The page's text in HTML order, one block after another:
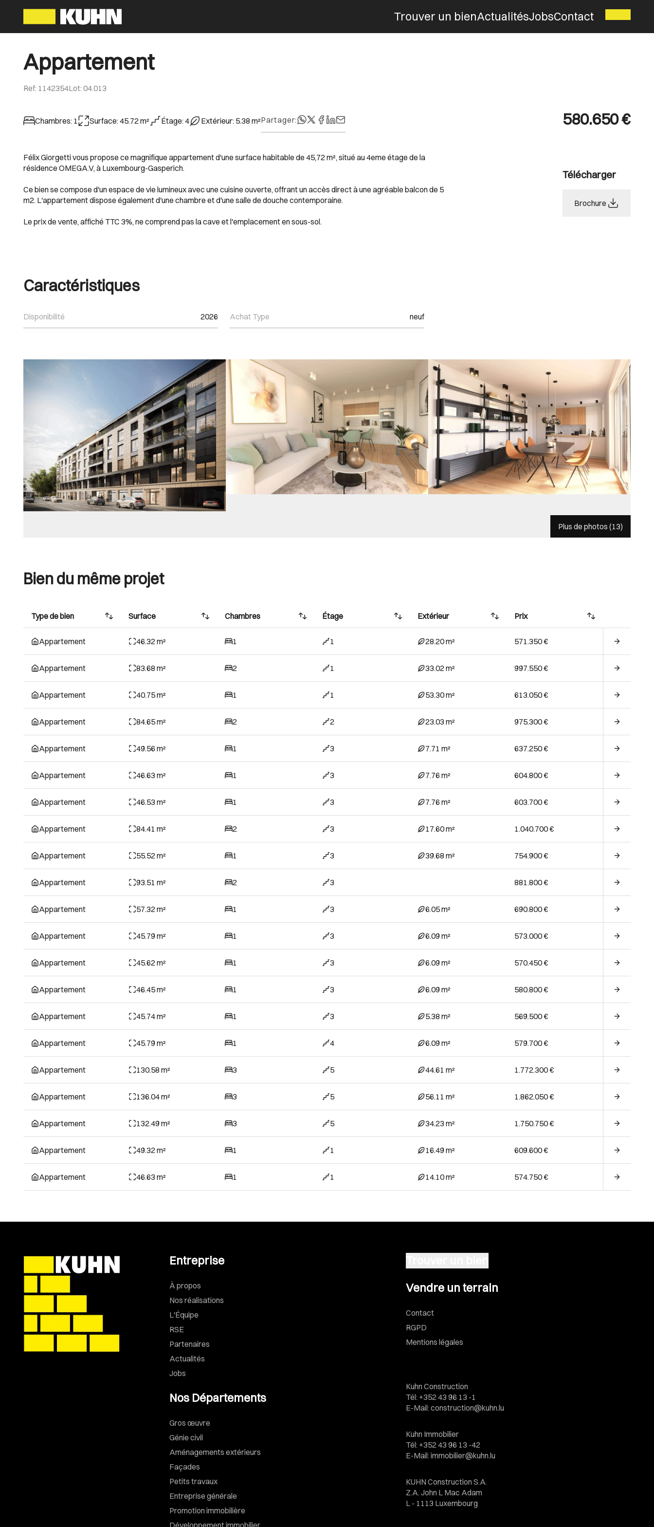
Appartement
Ref: 1142354Lot: 04.013
Chambres: 1 Surface:45.72m² Étage:4 Extérieur: 5.38 m²Partager:
Félix Giorgetti vous propose ce magnifique appartement d'une surface habitable de 45,72 m², situé au 4eme étage de la
résidence OMEGA.V, à Luxembourg-Gasperich.
Ce bien se compose d'un espace de vie lumineux avec une cuisine ouverte, offrant un accès direct à une agréable balcon de 5
m2. L'appartement dispose également d'une chambre et d'une salle de douche contemporaine.
Le prix de vente, affiché TTC 3%, ne comprend pas la cave et l'emplacement en sous-sol.
580.650 €
Télécharger
Brochure
Caractéristiques
Disponibilité 2026 Achat Type neuf
Plus de photos (13)
Bien du même projet
Type de bien Surface Chambres Étage Extérieur Prix
Appartement 46.32 m² 1 1 28.20 m² 571.350 €
Appartement 83.68 m² 2 1 33.02 m² 997.550 €
Appartement 40.75 m² 1 1 53.30 m² 613.050 €
Appartement 84.65 m² 2 2 23.03 m² 975.300 €
Appartement 49.56 m² 1 3 7.71 m² 637.250 €
Appartement 46.63 m² 1 3 7.76 m² 604.800 €
Appartement 46.53 m² 1 3 7.76 m² 603.700 €
Appartement 84.41 m² 2 3 17.60 m² 1.040.700 €
Appartement 55.52 m² 1 3 39.68 m² 754.900 €
Appartement 93.51 m² 2 3 881.800 €
Appartement 57.32 m² 1 3 6.05 m² 690.800 €
Appartement 45.79 m² 1 3 6.09 m² 573.000 €
Appartement 45.62 m² 1 3 6.09 m² 570.450 €
Appartement 46.45 m² 1 3 6.09 m² 580.800 €
Appartement 45.74 m² 1 3 5.38 m² 569.500 €
Appartement 45.79 m² 1 4 6.09 m² 579.700 €
Appartement 130.58 m² 3 5 44.61 m² 1.772.300 €
Appartement 136.04 m² 3 5 56.11 m² 1.862.050 €
Appartement 132.49 m² 3 5 34.23 m² 1.750.750 €
Appartement 49.32 m² 1 1 16.49 m² 609.600 €
Appartement 46.63 m² 1 1 14.10 m² 574.750 €
Trouver un bienActualitésJobsContact
Menu
Entreprise
À propos
Nos réalisations
L'Équipe
RSE
Partenaires
Actualités
Jobs
Nos Départements
Gros œuvre
Génie civil
Aménagements extérieurs
Façades
Petits travaux
Entreprise générale
Promotion immobilière
Développement immobilier
Vendre un terrain
Contact
RGPD
Mentions légales
Kuhn Construction
Tél: +352 43 96 13 -1
E-Mail: construction@kuhn.lu
Kuhn Immobilier
Tél: +352 43 96 13 -42
E-Mail: immobilier@kuhn.lu
KUHN Construction S.A.
Z.A. John L Mac Adam
L - 1113 Luxembourg